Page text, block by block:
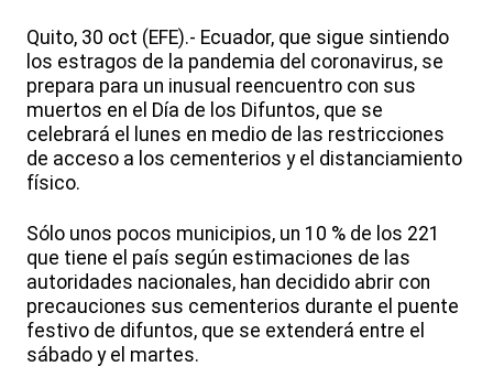
Quito, 30 oct (EFE).- Ecuador, que sigue sintiendo
los estragos de la pandemia del coronavirus, se
prepara para un inusual reencuentro con sus
muertos en el Día de los Difuntos, que se
celebrará el lunes en medio de las restricciones
de acceso a los cementerios y el distanciamiento
físico.
Sólo unos pocos municipios, un 10 % de los 221
que tiene el país según estimaciones de las
autoridades nacionales, han decidido abrir con
precauciones sus cementerios durante el puente
festivo de difuntos, que se extenderá entre el
sábado y el martes.